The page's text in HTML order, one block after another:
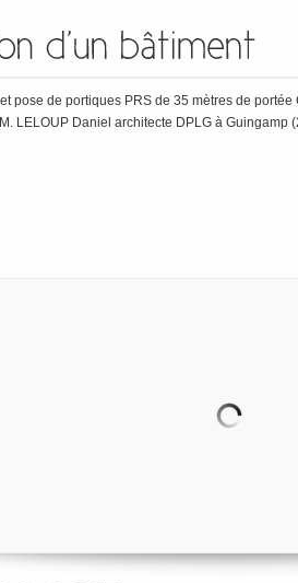
pose de portiques PRS de 35 mètres de
LELOUP Daniel architecte DPLG à Guingamp